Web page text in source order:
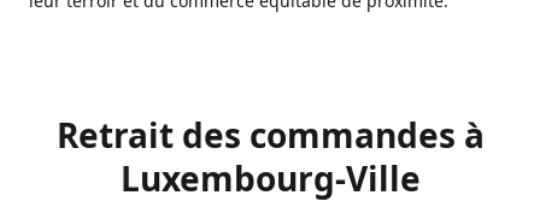
Retrait des commandes à
Luxembourg-Ville